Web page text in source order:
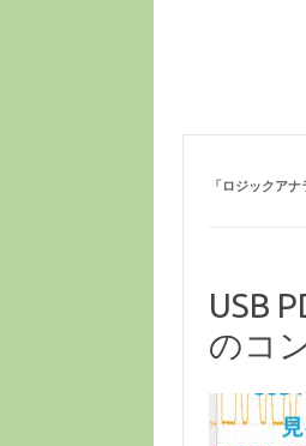
「ロジックアナ
USB
のコ